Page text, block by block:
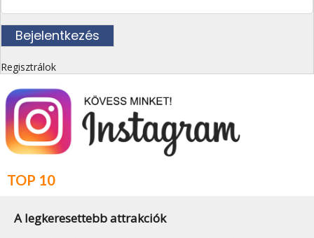
Regisztrálok
TOP 10
A legkeresettebb attrakciók